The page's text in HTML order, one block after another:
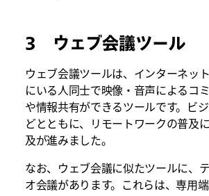
3 ウェブ会議ツール
ウェブ会議ツールは、インターネッ
にいる人同士で映像・音声によるコ
や情報共有ができるツールです。ビ
どとともに、リモートワークの普及
及が進みました。
なお、ウェブ会議に似たツールに、
オ会議があります。これらは、専用